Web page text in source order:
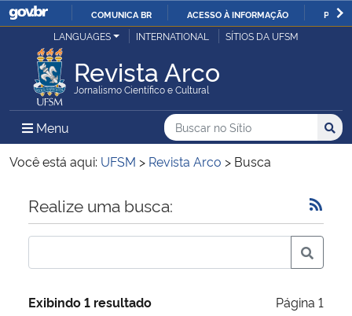
IR
O
COMUNICA BR ACESSO À INFORMAÇÃO
Ministério da Justiça e Segurança Pública
Ministério da Defesa
Ministério das Relações Exteriores
Ministério da Economia
Ministério da Infraestrutura
LANGUAGES INTERNATIONAL SÍTIOS DA UFSM
Revista Arco
Jornalismo Científico e Cultural
Menu Menu Principal do Sítio
Busca
Buscar no no Sítio
Busca:
Você está aqui: UFSM > Revista Arco > Busca
Início do conteúdo
Realize uma busca:
Exibindo 1 resultado Página 1